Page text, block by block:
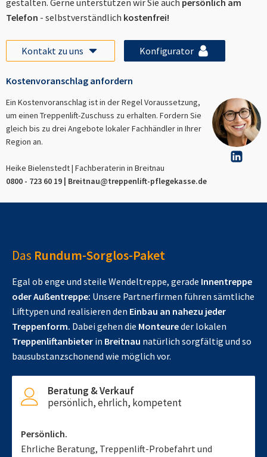
gestalten. Gerne unterstützen wir Sie auch persönlich am
Telefon - selbstverständlich kostenfrei!
Kontakt zu uns Konfigurator
Kostenvoranschlag anfordern
Ein Kostenvoranschlag ist in der Regel Voraussetzung,
um einen Treppenlift-Zuschuss zu erhalten. Fordern Sie
gleich bis zu drei Angebote lokaler Fachhändler in Ihrer
Region an.
Heike Bielenstedt | Fachberaterin in Breitnau
0800 - 723 60 19 | Breitnau@treppenlift-pflegekasse.de
Das Rundum-Sorglos-Paket
Egal ob enge und steile Wendeltreppe, gerade Innentreppe
oder Außentreppe: Unsere Partnerfirmen führen sämtliche
Lifttypen und realisieren den Einbau an nahezu jeder
Treppenform. Dabei gehen die Monteureder lokalen
Treppenliftanbieter in Breitnau natürlich sorgfältig und so
bausubstanzschonend wie möglich vor.
Beratung & Verkauf
persönlich, ehrlich, kompetent
Persönlich.
Ehrliche Beratung, Treppenlift-Probefahrt und